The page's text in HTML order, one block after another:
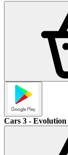
Cars 3 - Evolution